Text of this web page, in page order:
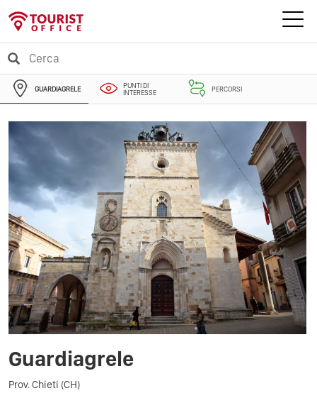
GUARDIAGRELE
PUNTI DI
INTERESSE
PERCORSI
Guardiagrele
Prov. Chieti (CH)